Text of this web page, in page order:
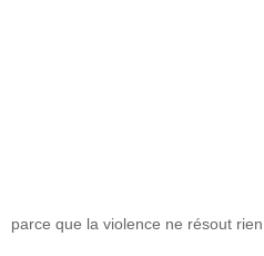
parce que la violence ne résout rien.